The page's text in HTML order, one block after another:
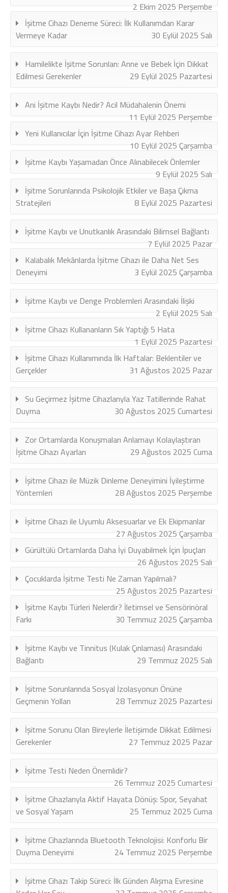
2 Ekim 2025 Perşembe
İşitme Cihazı Deneme Süreci: İlk Kullanımdan Karar
Vermeye Kadar
30 Eylül 2025 Salı
Hamilelikte İşitme Sorunları: Anne ve Bebek İçin Dikkat
Edilmesi Gerekenler
29 Eylül 2025 Pazartesi
Ani İşitme Kaybı Nedir? Acil Müdahalenin Önemi
11 Eylül 2025 Perşembe
Yeni Kullanıcılar İçin İşitme Cihazı Ayar Rehberi
10 Eylül 2025 Çarşamba
İşitme Kaybı Yaşamadan Önce Alınabilecek Önlemler
9 Eylül 2025 Salı
İşitme Sorunlarında Psikolojik Etkiler ve Başa Çıkma
Stratejileri
8 Eylül 2025 Pazartesi
İşitme Kaybı ve Unutkanlık Arasındaki Bilimsel Bağlantı
7 Eylül 2025 Pazar
Kalabalık Mekânlarda İşitme Cihazı ile Daha Net Ses
Deneyimi
3 Eylül 2025 Çarşamba
İşitme Kaybı ve Denge Problemleri Arasındaki İlişki
2 Eylül 2025 Salı
İşitme Cihazı Kullananların Sık Yaptığı 5 Hata
1 Eylül 2025 Pazartesi
İşitme Cihazı Kullanımında İlk Haftalar: Beklentiler ve
Gerçekler
31 Ağustos 2025 Pazar
Su Geçirmez İşitme Cihazlarıyla Yaz Tatillerinde Rahat
Duyma
30 Ağustos 2025 Cumartesi
Zor Ortamlarda Konuşmaları Anlamayı Kolaylaştıran
İşitme Cihazı Ayarları
29 Ağustos 2025 Cuma
İşitme Cihazı ile Müzik Dinleme Deneyimini İyileştirme
Yöntemleri
28 Ağustos 2025 Perşembe
İşitme Cihazı ile Uyumlu Aksesuarlar ve Ek Ekipmanlar
27 Ağustos 2025 Çarşamba
Gürültülü Ortamlarda Daha İyi Duyabilmek İçin İpuçları
26 Ağustos 2025 Salı
Çocuklarda İşitme Testi Ne Zaman Yapılmalı?
25 Ağustos 2025 Pazartesi
İşitme Kaybı Türleri Nelerdir? İletimsel ve Sensörinöral
Farkı
30 Temmuz 2025 Çarşamba
İşitme Kaybı ve Tinnitus (Kulak Çınlaması) Arasındaki
Bağlantı
29 Temmuz 2025 Salı
İşitme Sorunlarında Sosyal İzolasyonun Önüne
Geçmenin Yolları
28 Temmuz 2025 Pazartesi
İşitme Sorunu Olan Bireylerle İletişimde Dikkat Edilmesi
Gerekenler
27 Temmuz 2025 Pazar
İşitme Testi Neden Önemlidir?
26 Temmuz 2025 Cumartesi
İşitme Cihazlarıyla Aktif Hayata Dönüş: Spor, Seyahat
ve Sosyal Yaşam
25 Temmuz 2025 Cuma
İşitme Cihazlarında Bluetooth Teknolojisi: Konforlu Bir
Duyma Deneyimi
24 Temmuz 2025 Perşembe
İşitme Cihazı Takip Süreci: İlk Günden Alışma Evresine